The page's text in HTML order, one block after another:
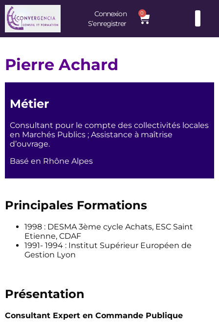
principal
Connexion
S’enregistrer
0
Pierre Achard
Métier
Consultant pour le compte des collectivités locales
en Marchés Publics ; Assistance à maîtrise
d’ouvrage.
Basé en Rhône Alpes
Principales Formations
1998 : DESMA 3ème cycle Achats, ESC Saint
Etienne, CDAF
1991- 1994 : Institut Supérieur Européen de
Gestion Lyon
Présentation
Consultant Expert en Commande Publique